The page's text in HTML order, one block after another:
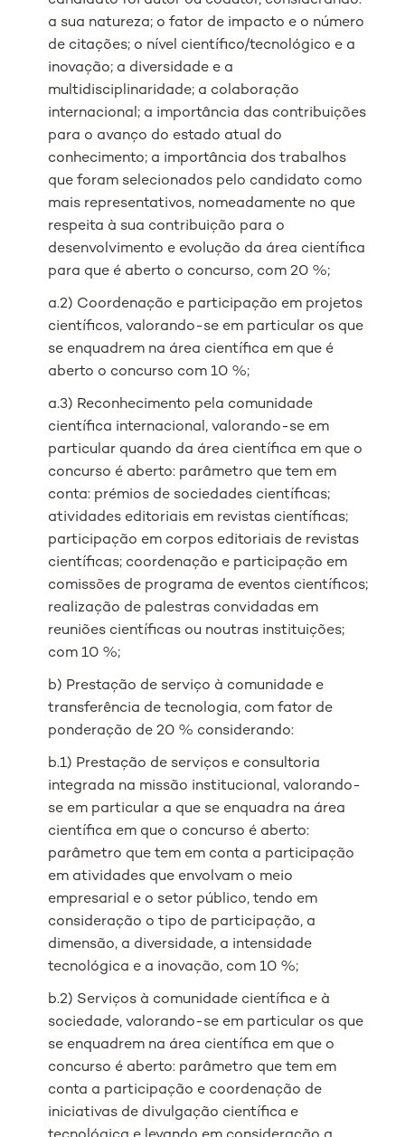
a sua natureza; o fator de impacto e o número
de citações; o nível científico/tecnológico e a
inovação; a diversidade e a
multidisciplinaridade; a colaboração
internacional; a importância das contribuições
para o avanço do estado atual do
conhecimento; a importância dos trabalhos
que foram selecionados pelo candidato como
mais representativos, nomeadamente no que
respeita à sua contribuição para o
desenvolvimento e evolução da área científica
para que é aberto o concurso, com 20 %;
a.2) Coordenação e participação em projetos
científicos, valorando-se em particular os que
se enquadrem na área científica em que é
aberto o concurso com 10 %;
a.3) Reconhecimento pela comunidade
científica internacional, valorando-se em
particular quando da área científica em que o
concurso é aberto: parâmetro que tem em
conta: prémios de sociedades científicas;
atividades editoriais em revistas científicas;
participação em corpos editoriais de revistas
científicas; coordenação e participação em
comissões de programa de eventos científicos;
realização de palestras convidadas em
reuniões científicas ou noutras instituições;
com 10 %;
b) Prestação de serviço à comunidade e
transferência de tecnologia, com fator de
ponderação de 20 % considerando:
b.1) Prestação de serviços e consultoria
integrada na missão institucional, valorando-
se em particular a que se enquadra na área
científica em que o concurso é aberto:
parâmetro que tem em conta a participação
em atividades que envolvam o meio
empresarial e o setor público, tendo em
consideração o tipo de participação, a
dimensão, a diversidade, a intensidade
tecnológica e a inovação, com 10 %;
b.2) Serviços à comunidade científica e à
sociedade, valorando-se em particular os que
se enquadrem na área científica em que o
concurso é aberto: parâmetro que tem em
conta a participação e coordenação de
iniciativas de divulgação científica e